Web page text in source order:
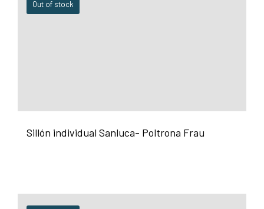
Out of stock
Sillón individual Sanluca- Poltrona Frau